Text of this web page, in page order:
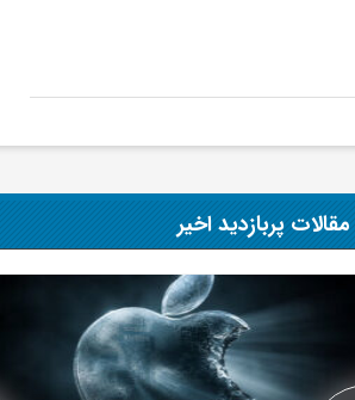
مقالات پربازدید اخیر